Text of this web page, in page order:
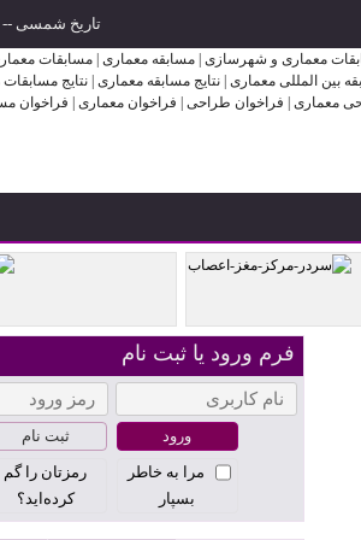
تاریخ شمسی --
–
شورش عابدفرم ورود یا ثبت نام
ثبت نام
مرا به خاطر
بسپار
رمزتان را گم
کرده‌اید؟